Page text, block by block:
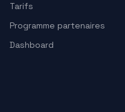
Tarifs
Programme partenaires
Dashboard